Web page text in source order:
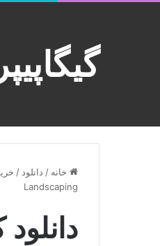
گیگاپیپر
خانه / دانلود /
Landscaping